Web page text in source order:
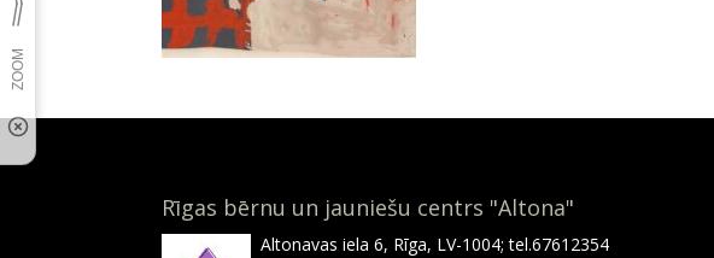
Rīgas bērnu un jauniešu centrs "Altona"
Altonavas iela 6, Rīga, LV-1004; tel.67612354